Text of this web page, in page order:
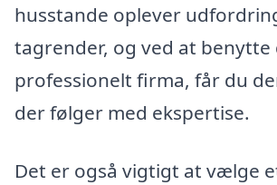
husstande oplever
tagrender, og ved at benytte
professionelt firma, får du
der følger med ekspertise.
Det er også vigtigt at vælge